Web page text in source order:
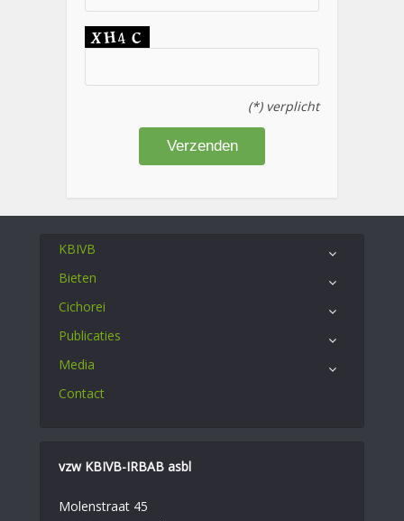
(*) verplicht
KBIVB
Bieten
Cichorei
Publicaties
Media
Contact
vzw KBIVB-IRBAB asbl
Molenstraat 45